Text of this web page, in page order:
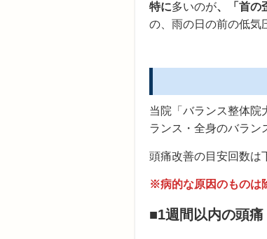
特に多いのが、「首の
の、雨の日の前の低気
当院「バランス整体院
ランス・全身のバラン
頭痛改善の目安回数は
※病的な原因のものは
■1週間以内の頭痛